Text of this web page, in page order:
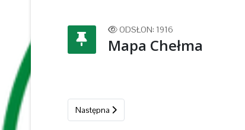
ODSŁON: 1916
Mapa Chełma
Następna strona: Mapa Malowniczy Wschód
Następna